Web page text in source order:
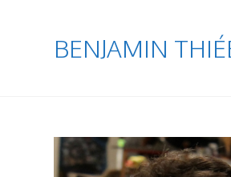
BENJAMIN